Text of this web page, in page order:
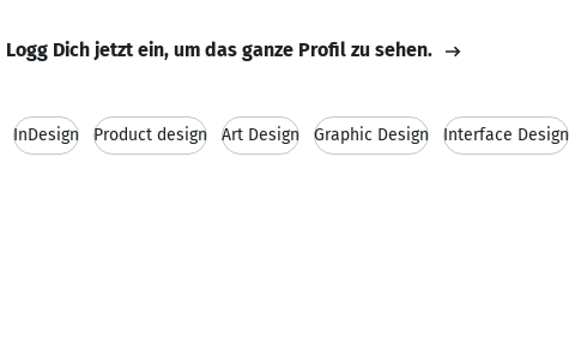
Logg Dich jetzt ein, um das ganze Profil zu sehen.
InDesign Product design Art Design Graphic Design Interface Design